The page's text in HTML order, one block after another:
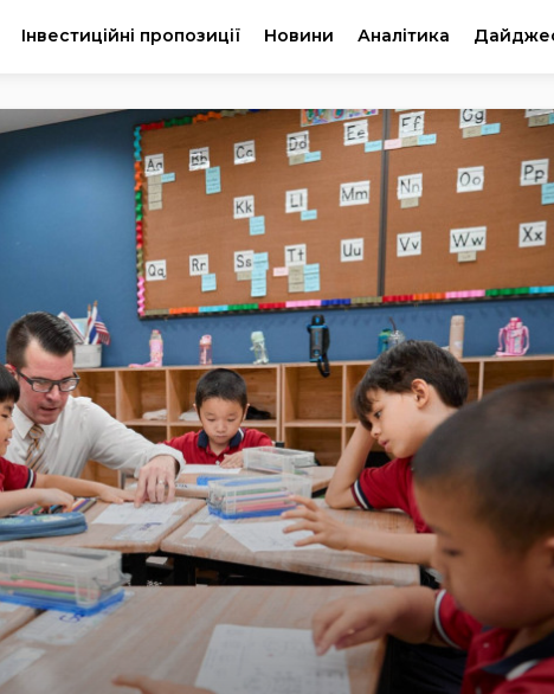
Інвестиційні пропозиції Новини Аналітика